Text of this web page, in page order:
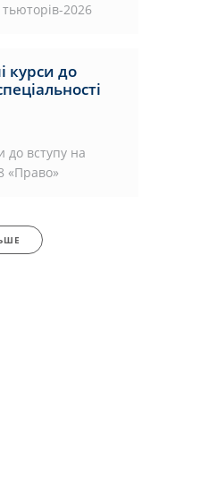
2026
курси до
до вступу на
«Право»